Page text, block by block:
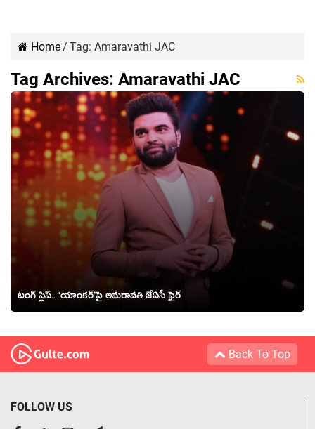
Home/ Tag: Amaravathi JAC
Tag Archives: Amaravathi JAC
టంగ్ స్లిప్‌.. ‘యాంక‌ర్’పై అమ‌రావ‌తి జేఏసీ ఫైర్‌
Back To Top
FOLLOW US